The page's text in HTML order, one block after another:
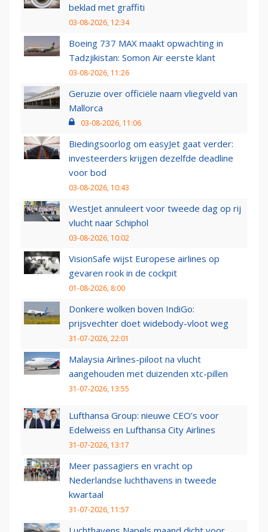
beklad met graffiti
03-08-2026, 12:34
Boeing 737 MAX maakt opwachting in
Tadzjikistan: Somon Air eerste klant
03-08-2026, 11:26
Geruzie over officiële naam vliegveld van
Mallorca
03-08-2026, 11:06
Biedingsoorlog om easyJet gaat verder:
investeerders krijgen dezelfde deadline
voor bod
03-08-2026, 10:43
WestJet annuleert voor tweede dag op rij
vlucht naar Schiphol
03-08-2026, 10:02
VisionSafe wijst Europese airlines op
gevaren rook in de cockpit
01-08-2026, 8:00
Donkere wolken boven IndiGo:
prijsvechter doet widebody-vloot weg
31-07-2026, 22:01
Malaysia Airlines-piloot na vlucht
aangehouden met duizenden xtc-pillen
31-07-2026, 13:55
Lufthansa Group: nieuwe CEO’s voor
Edelweiss en Lufthansa City Airlines
31-07-2026, 13:17
Meer passagiers en vracht op
Nederlandse luchthavens in tweede
kwartaal
31-07-2026, 11:57